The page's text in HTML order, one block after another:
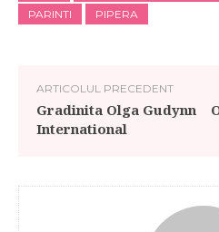
PARINTI
PIPERA
ARTICOLUL PRECEDENT
Gradinita Olga Gudynn
International